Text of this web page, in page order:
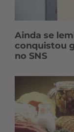
Ainda se
conquistou
no SNS